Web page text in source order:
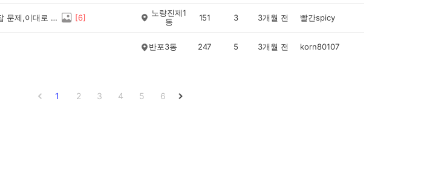
[노량진동] 출퇴근 시간대 지하철 혼잡 문제,이대로 괜찮은걸까요?? [6]
노량진제1
동
151 3 3개월 전 빨간spicy
반포3동 247 5 3개월 전 korn80107
1 2 3 4 5 6